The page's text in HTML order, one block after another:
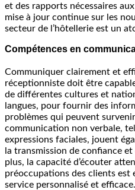
et des rapports nécessaires
mise à jour continue sur les
secteur de l’hôtellerie est un
Compétences en
Communiquer clairement et
réceptionniste doit être
de différentes cultures et
langues, pour fournir des
problèmes qui peuvent
communication non verbale,
expressions faciales, jouent
la transmission de confiance
plus, la capacité d’écouter
préoccupations des clients est
service personnalisé et